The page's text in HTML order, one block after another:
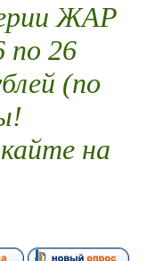
ЖАР
по 26
(по
на